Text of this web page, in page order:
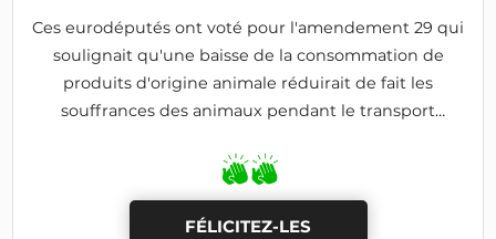
Ces eurodéputés ont voté pour l'amendement 29 qui
soulignait qu'une baisse de la consommation de
produits d'origine animale réduirait de fait les
souffrances des animaux pendant le transport
FÉLICITEZ-LES